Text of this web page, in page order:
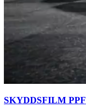
SKYDDSFILM PPF